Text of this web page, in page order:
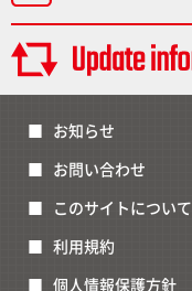
お知らせ
お問い合わせ
このサイトについて
利用規約
個人情報保護方針